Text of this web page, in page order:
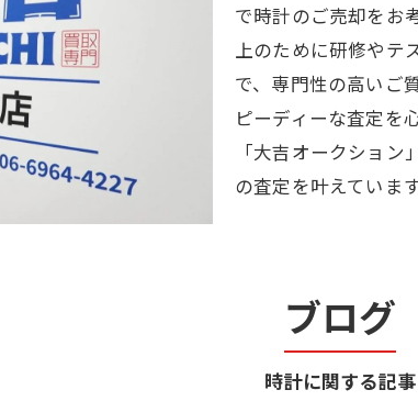
で時計のご売却をお
上のために研修やテ
で、専門性の高いご
ピーディーな査定を
「大吉オークショ
の査定を叶えています
ブログ
時計に関する記事